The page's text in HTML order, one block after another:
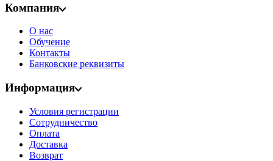
Компания
О нас
Обучение
Контакты
Банковские реквизиты
Информация
Условия регистрации
Сотрудничество
Оплата
Доставка
Возврат